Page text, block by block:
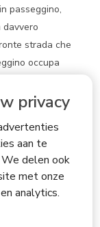
privacy
aan te
delen ook
met onze
analytics.
passeggino,
strada che
occupa
sola. Siamo